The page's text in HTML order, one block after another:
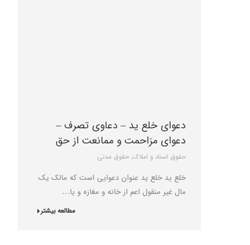
دعوای خلع ید – دعاوی تصرف –
دعوای مزاحمت و ممانعت از حق
حقوق اسناد و املاک,حقوق مدنی
خلع ید خلع ید عنوان دعوایی است که مالک یک
مال غیر منقول اعم از خانه و مغازه و یا…
مطالعه بیشتر